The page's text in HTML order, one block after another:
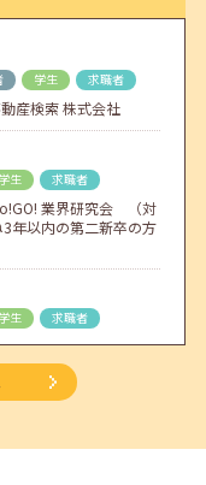
学生 求職者
産検索 株式会社
学生 求職者
業界研究会 （対
年以内の第二新卒の方
学生 求職者
ス解消法 13:30～14:30
方 11:00～11:40